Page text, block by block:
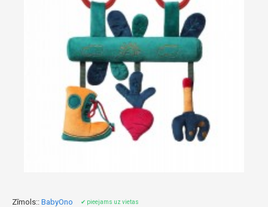
Zīmols:: BabyOno ✔ pieejams uz vietas